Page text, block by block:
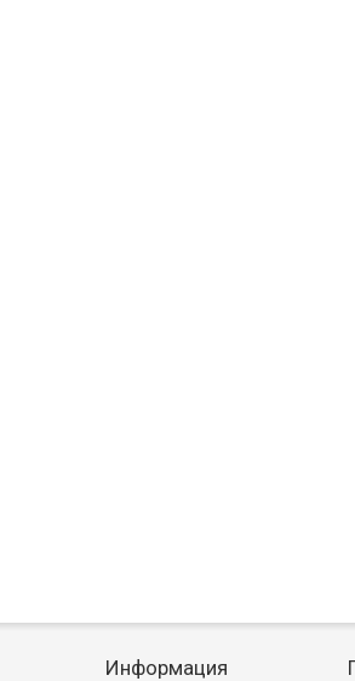
Информация